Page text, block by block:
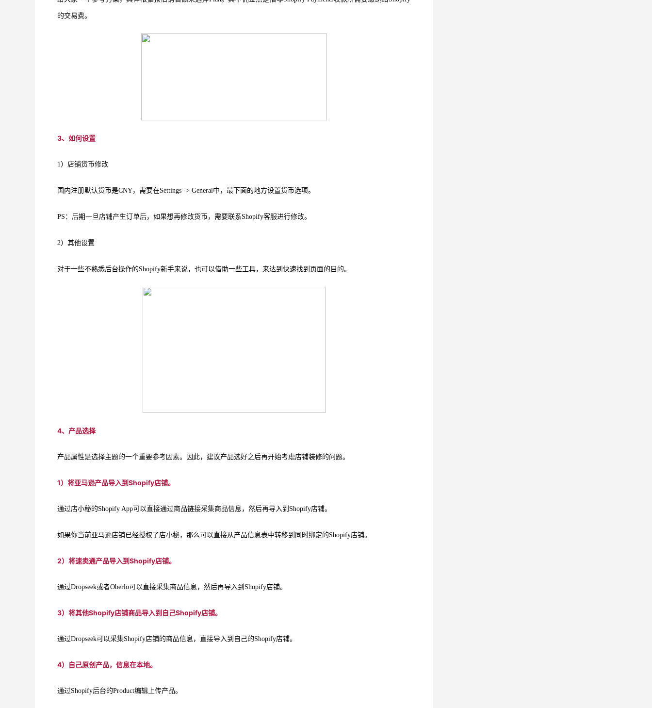
的交易费。
3、如何设置
1）店铺货币修改
国内注册默认货币是CNY，需要在Settings -> General中，最下面的地方设置货币选项。
PS：后期一旦店铺产生订单后，如果想再修改货币，需要联系Shopify客服进行修改。
2）其他设置
对于一些不熟悉后台操作的Shopify新手来说，也可以借助一些工具，来达到快速找到页面的目的。
4、产品选择
产品属性是选择主题的一个重要参考因素。因此，建议产品选好之后再开始考虑店铺装修的问题。
1）将亚马逊产品导入到Shopify店铺。
通过店小秘的Shopify App可以直接通过商品链接采集商品信息，然后再导入到Shopify店铺。
如果你当前亚马逊店铺已经授权了店小秘，那么可以直接从产品信息表中转移到同时绑定的Shopify店铺。
2）将速卖通产品导入到Shopify店铺。
通过Dropseek或者Oberlo可以直接采集商品信息，然后再导入到Shopify店铺。
3）将其他Shopify店铺商品导入到自己Shopify店铺。
通过Dropseek可以采集Shopify店铺的商品信息，直接导入到自己的Shopify店铺。
4）自己原创产品，信息在本地。
通过Shopify后台的Product编辑上传产品。